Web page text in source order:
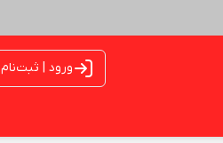
ورود | ثبت‌نام